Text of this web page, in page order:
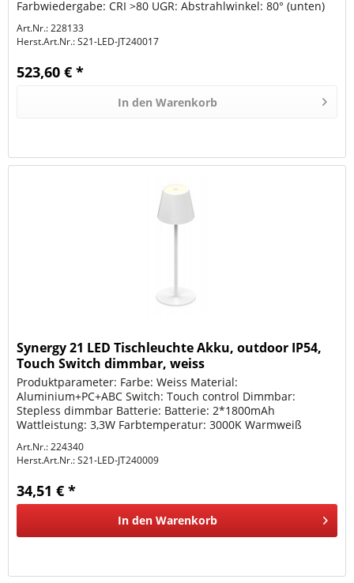
Farbwiedergabe: CRI >80 UGR: Abstrahlwinkel: 80° (unten)
Art.Nr.: 228133
Herst.Art.Nr.:S21-LED-JT240017
523,60 € *
In den Warenkorb
Synergy 21 LED Tischleuchte Akku, outdoor IP54,
Touch Switch dimmbar, weiss
Produktparameter: Farbe: Weiss Material:
Aluminium+PC+ABC Switch: Touch control Dimmbar:
Stepless dimmbar Batterie: Batterie: 2*1800mAh
Wattleistung: 3,3W Farbtemperatur: 3000K Warmweiß
Art.Nr.: 224340
Herst.Art.Nr.:S21-LED-JT240009
34,51 € *
In den Warenkorb